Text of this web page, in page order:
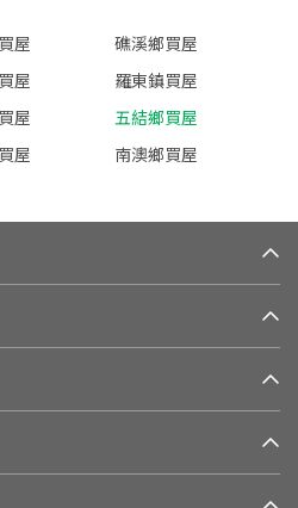
屋
礁溪鄉買屋
屋
羅東鎮買屋
屋
五結鄉買屋
屋
南澳鄉買屋